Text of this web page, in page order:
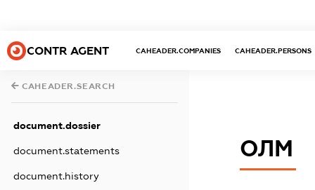
CONTR AGENT CAHEADER.COMPANIES CAHEADER.PERSONS
CAHEADER.SEARCH
document.dossier
document.statements
document.history
ОЛМ